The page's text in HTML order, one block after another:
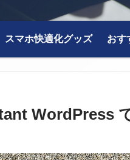
スマホ快適化グッズ おす
WordPress